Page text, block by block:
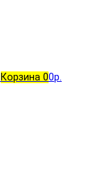
Корзина 00р.